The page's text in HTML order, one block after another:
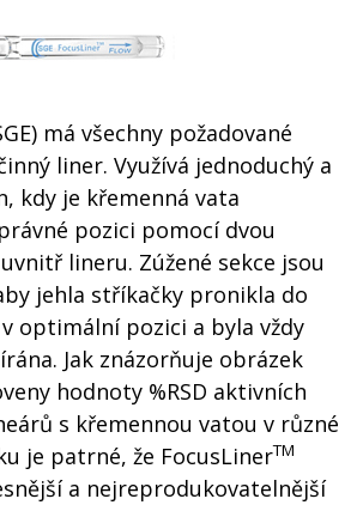
má všechny požadované
liner. Využívá jednoduchý a
kdy je křemenná vata
pozici pomocí dvou
lineru. Zúžené sekce jsou
jehla stříkačky pronikla do
optimální pozici a byla vždy
Jak znázorňuje obrázek
hodnoty %RSD aktivních
s křemennou vatou v různé
je patrné, že FocusLinerTM
a nejreprodukovatelnější